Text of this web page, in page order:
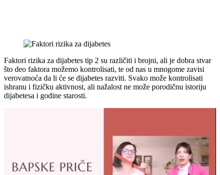
Faktori rizika za dijabetes tip 2 su različiti i brojni, ali je dobra stvar
što deo faktora možemo kontrolisati, te od nas u mnogome zavisi
verovatnoća da li će se dijabetes razviti. Svako može kontrolisati
ishranu i fizičku aktivnost, ali nažalost ne može porodičnu istoriju
dijabetesa i godine starosti.